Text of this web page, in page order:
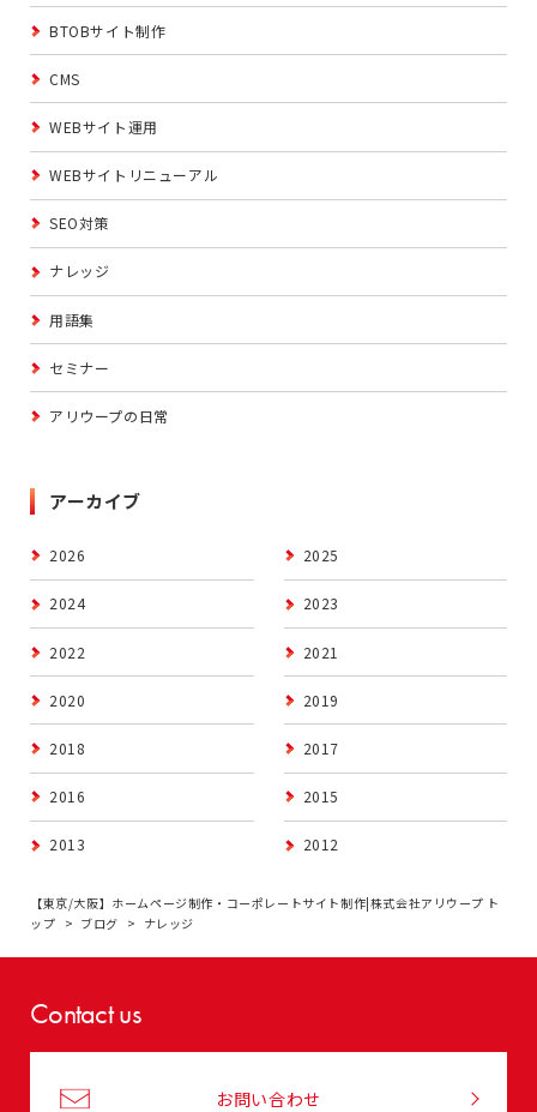
BTOBサイト制作
CMS
WEBサイト運用
WEBサイトリニューアル
SEO対策
ナレッジ
用語集
セミナー
アリウープの日常
アーカイブ
2026 2025
2024 2023
2022 2021
2020 2019
2018 2017
2016 2015
2013 2012
【東京/大阪】ホームページ制作・コーポレートサイト制作|株式会社アリウープ ト
ップ
ブログ ナレッジ
Contact us
お問い合わせ